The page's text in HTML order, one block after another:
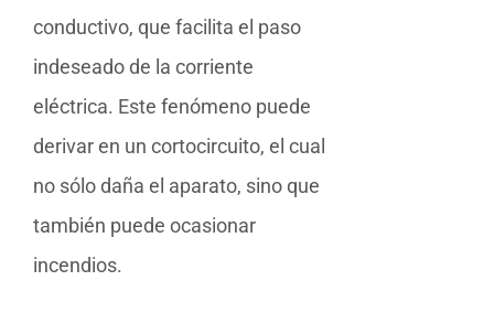
conductivo, que facilita el paso
indeseado de la corriente
eléctrica. Este fenómeno puede
derivar en un cortocircuito, el cual
no sólo daña el aparato, sino que
también puede ocasionar
incendios.